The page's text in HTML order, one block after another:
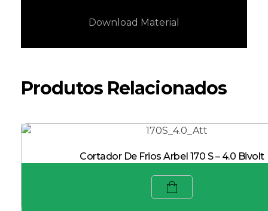
Download Material
Produtos Relacionados
Cortador De Frios Arbel 170 S – 4.0 Bivolt